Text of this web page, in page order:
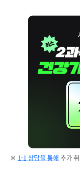
※ 1:1 상담을 통해 추가